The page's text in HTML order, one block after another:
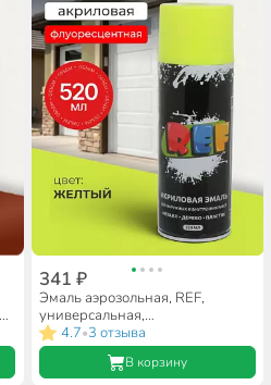
341 ₽
Эмаль аэрозольная, REF,
универсальная,
флуоресцентная, акриловая,
желтая, 520 мл
4.7•3 отзыва
В корзину